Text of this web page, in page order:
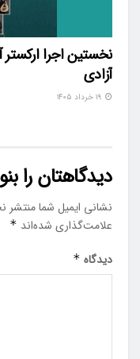
نخستین اجرا
آزادی
دیدگاهتان را
نشانی ایمیل شما منتشر
علامت‌گذاری شده‌اند *
دیدگاه *